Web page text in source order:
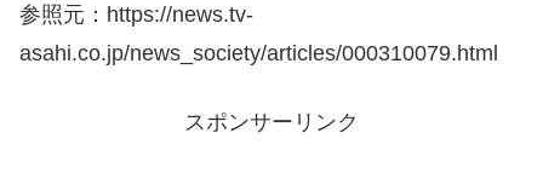
参照元：https://news.tv-
asahi.co.jp/news_society/articles/000310079.html
スポンサーリンク